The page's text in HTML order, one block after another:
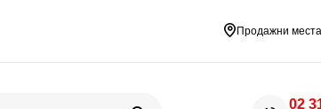
Продажни места
02